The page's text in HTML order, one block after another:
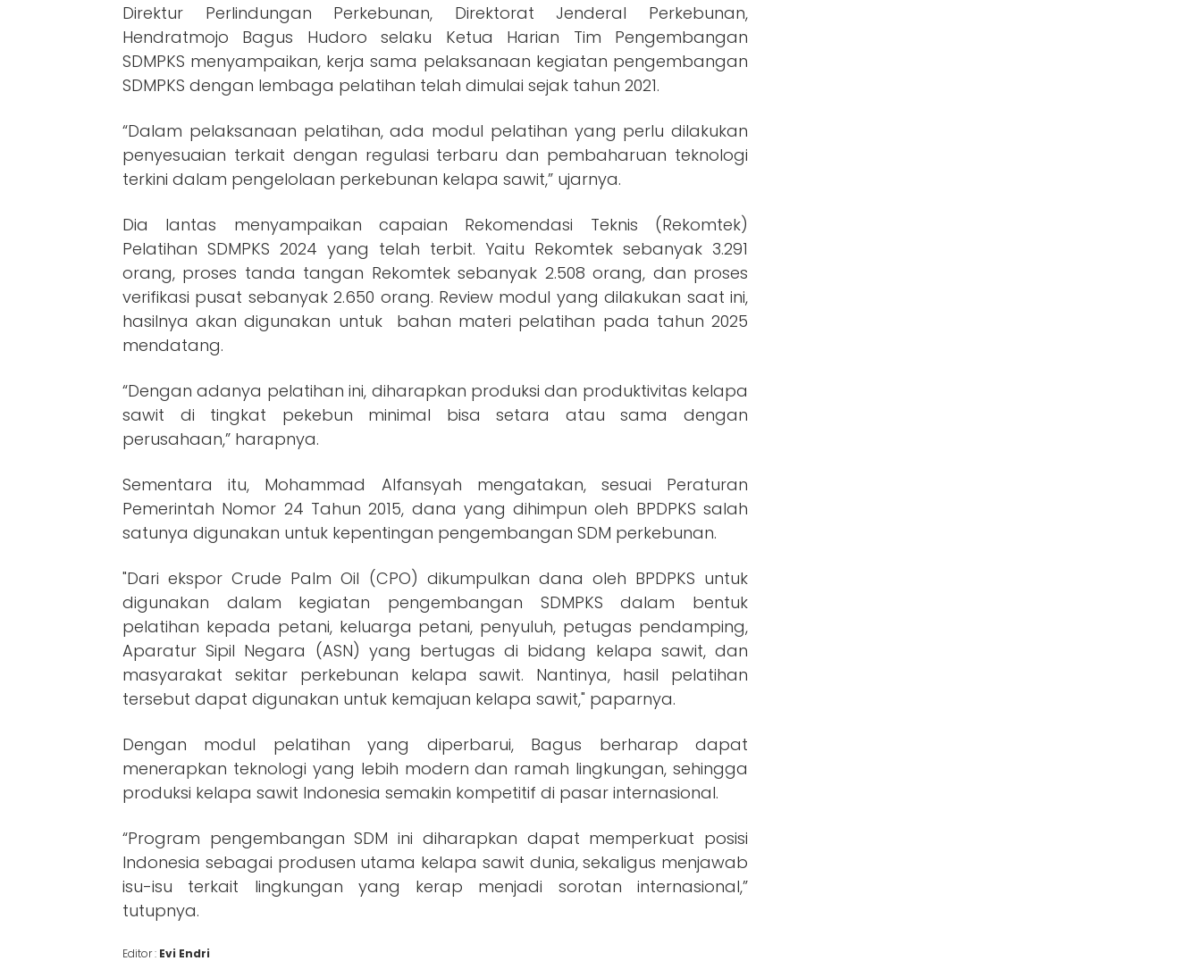
Direktur Perlindungan Perkebunan, Direktorat Jenderal Perkebunan,
Hendratmojo Bagus Hudoro selaku Ketua Harian Tim Pengembangan
SDMPKS menyampaikan, kerja sama pelaksanaan kegiatan pengembangan
SDMPKS dengan lembaga pelatihan telah dimulai sejak tahun 2021.
“Dalam pelaksanaan pelatihan, ada modul pelatihan yang perlu dilakukan
penyesuaian terkait dengan regulasi terbaru dan pembaharuan teknologi
terkini dalam pengelolaan perkebunan kelapa sawit,” ujarnya.
Dia lantas menyampaikan capaian Rekomendasi Teknis (Rekomtek)
Pelatihan SDMPKS 2024 yang telah terbit. Yaitu Rekomtek sebanyak 3.291
orang, proses tanda tangan Rekomtek sebanyak 2.508 orang, dan proses
verifikasi pusat sebanyak 2.650 orang. Review modul yang dilakukan saat ini,
hasilnya akan digunakan untuk bahan materi pelatihan pada tahun 2025
mendatang.
“Dengan adanya pelatihan ini, diharapkan produksi dan produktivitas kelapa
sawit di tingkat pekebun minimal bisa setara atau sama dengan
perusahaan,” harapnya.
Sementara itu, Mohammad Alfansyah mengatakan, sesuai Peraturan
Pemerintah Nomor 24 Tahun 2015, dana yang dihimpun oleh BPDPKS salah
satunya digunakan untuk kepentingan pengembangan SDM perkebunan.
"Dari ekspor Crude Palm Oil (CPO) dikumpulkan dana oleh BPDPKS untuk
digunakan dalam kegiatan pengembangan SDMPKS dalam bentuk
pelatihan kepada petani, keluarga petani, penyuluh, petugas pendamping,
Aparatur Sipil Negara (ASN) yang bertugas di bidang kelapa sawit, dan
masyarakat sekitar perkebunan kelapa sawit. Nantinya, hasil pelatihan
tersebut dapat digunakan untuk kemajuan kelapa sawit," paparnya.
Dengan modul pelatihan yang diperbarui, Bagus berharap dapat
menerapkan teknologi yang lebih modern dan ramah lingkungan, sehingga
produksi kelapa sawit Indonesia semakin kompetitif di pasar internasional.
“Program pengembangan SDM ini diharapkan dapat memperkuat posisi
Indonesia sebagai produsen utama kelapa sawit dunia, sekaligus menjawab
isu-isu terkait lingkungan yang kerap menjadi sorotan internasional,”
tutupnya.
Editor : Evi Endri